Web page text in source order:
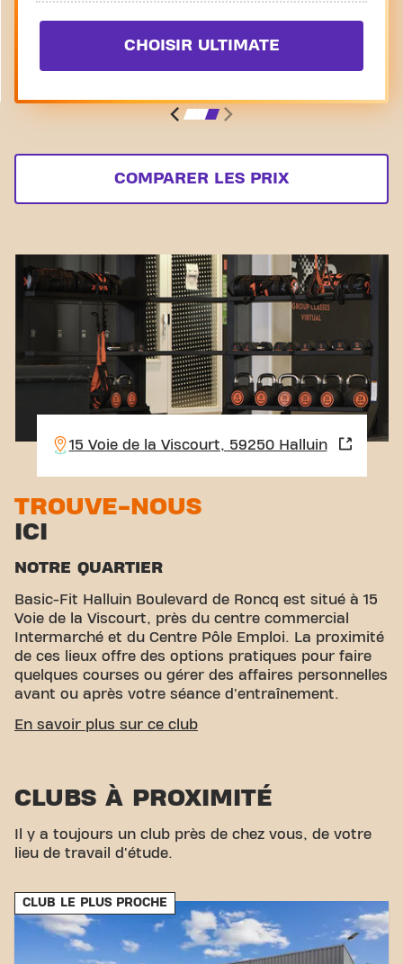
CHOISIR ULTIMATE
COMPARER LES PRIX
15 Voie de la Viscourt, 59250 Halluin
TROUVE-NOUS
ICI
NOTRE QUARTIER
Basic-Fit Halluin Boulevard de Roncq est situé à 15
Voie de la Viscourt, près du centre commercial
Intermarché et du Centre Pôle Emploi. La proximité
de ces lieux offre des options pratiques pour faire
quelques courses ou gérer des affaires personnelles
avant ou après votre séance d'entraînement.
ACCESSIBILITÉ FACILE
Parking:Un parking gratuit est disponible pour
Bus:L'arrêt de bus ""Bellefontaine"" est situé à
seulement 190 mètres, ce qui offre une option
en commun.
Avec notre emplacement central et nos connexions
de transport accessibles, atteindre vos objectifs de
remise en forme n'a jamais été aussi simple. Venez
En savoir plus sur ce club
CLUBS À PROXIMITÉ
Il y a toujours un club près de chez vous, de votre
lieu de travail d'étude.
CLUB LE PLUS PROCHE